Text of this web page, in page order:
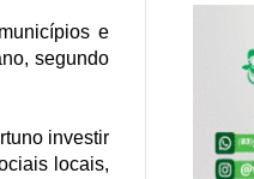
e
segundo
investir
locais,